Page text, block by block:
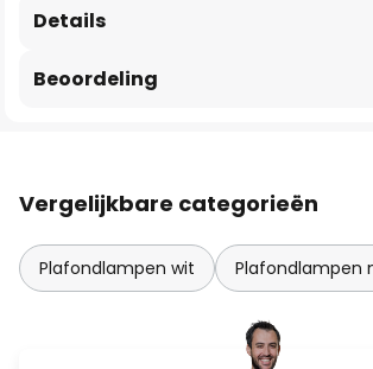
Details
Beoordeling
Vergelijkbare categorieën
Plafondlampen wit Plafondlampen